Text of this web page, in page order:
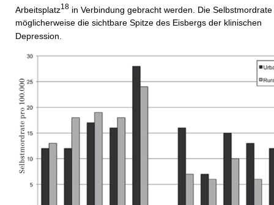
Arbeitsplatz18 in Verbindung gebracht werden. Die Selbstmordrate
möglicherweise die sichtbare Spitze des Eisbergs der klinischen
Depression.